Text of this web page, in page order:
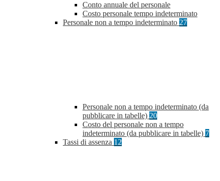
Conto annuale del personale
Costo personale tempo indeterminato
Personale non a tempo indeterminato 27
Personale non a tempo indeterminato (da
pubblicare in tabelle) 20
Costo del personale non a tempo
indeterminato (da pubblicare in tabelle) 7
Tassi di assenza 12